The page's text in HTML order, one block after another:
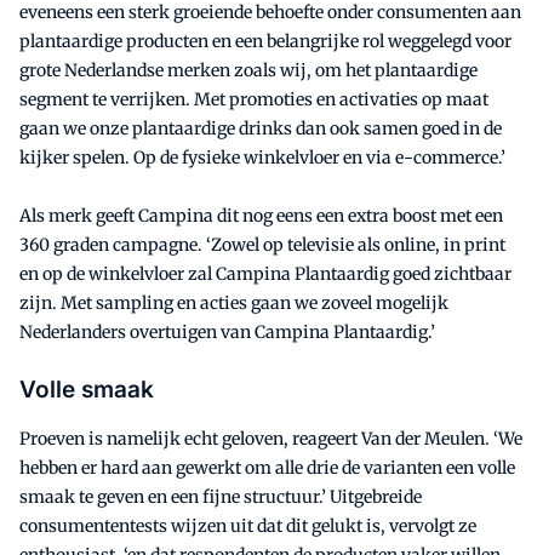
eveneens een sterk groeiende behoefte onder consumenten aan
plantaardige producten en een belangrijke rol weggelegd voor
grote Nederlandse merken zoals wij, om het plantaardige
segment te verrijken. Met promoties en activaties op maat
gaan we onze plantaardige drinks dan ook samen goed in de
kijker spelen. Op de fysieke winkelvloer en via e-commerce.’
Als merk geeft Campina dit nog eens een extra boost met een
360 graden campagne. ‘Zowel op televisie als online, in print
en op de winkelvloer zal Campina Plantaardig goed zichtbaar
zijn. Met sampling en acties gaan we zoveel mogelijk
Nederlanders overtuigen van Campina Plantaardig.’
Volle smaak
Proeven is namelijk echt geloven, reageert Van der Meulen. ‘We
hebben er hard aan gewerkt om alle drie de varianten een volle
smaak te geven en een fijne structuur.’ Uitgebreide
consumententests wijzen uit dat dit gelukt is, vervolgt ze